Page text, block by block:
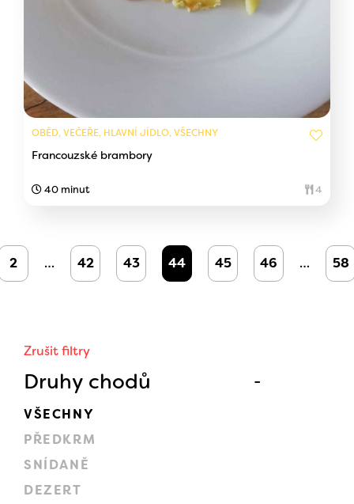
Zrušit filtry
Druhy chodů
VŠECHNY
PŘEDKRM
SNÍDANĚ
DEZERT
OBĚD, VEČEŘE, HLAVNÍ JÍDLO, VŠECHNY
Francouzské brambory
40 minut 4
2 … 42 43 44 45 46 … 58